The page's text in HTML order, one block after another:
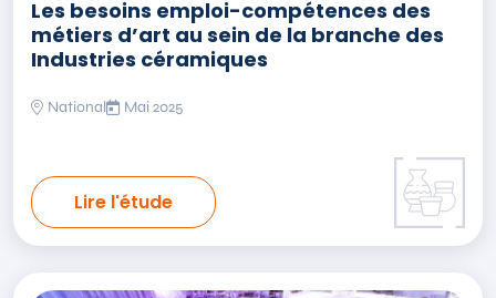
Les besoins emploi-compétences des
métiers d’art au sein de la branche des
Industries céramiques
National Mai 2025
Lire l'étude